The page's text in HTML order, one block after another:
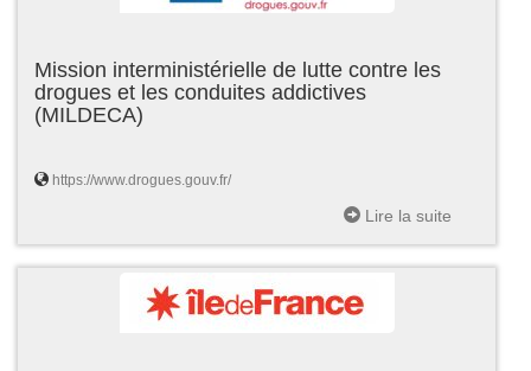
Mission interministérielle de lutte contre les
drogues et les conduites addictives
(MILDECA)
https://www.drogues.gouv.fr/
Lire la suite